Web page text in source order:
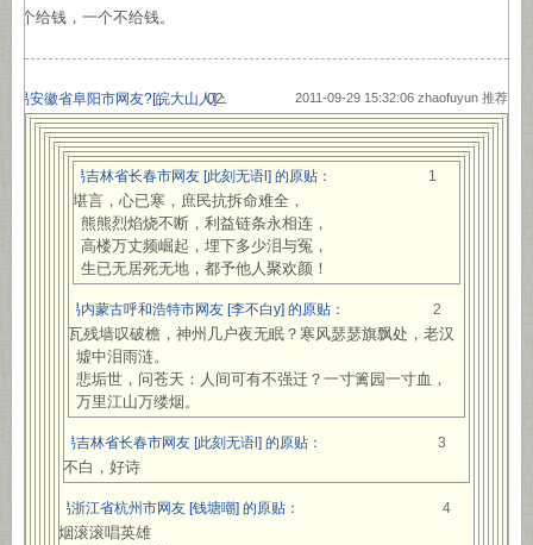
一个给钱，一个不给钱。
网易安徽省阜阳市网友?[皖大山人]： 2011-09-29 15:32:06 zhaofuyun 推荐
网易吉林省长春市网友 [此刻无语l] 的原贴： 1
怎堪言，心已寒，庶民抗拆命难全，
熊熊烈焰烧不断，利益链条永相连，
高楼万丈频崛起，埋下多少泪与冤，
生已无居死无地，都予他人聚欢颜！
网易内蒙古呼和浩特市网友 [李不白y] 的原贴： 2
断瓦残墙叹破檐，神州几户夜无眠？寒风瑟瑟旗飘处，老汉
墟中泪雨涟。
悲垢世，问苍天：人间可有不强迁？一寸篱园一寸血，
万里江山万缕烟。
网易吉林省长春市网友 [此刻无语l] 的原贴： 3
谢不白，好诗
网易浙江省杭州市网友 [钱塘嘲] 的原贴： 4
烽烟滚滚唱英雄